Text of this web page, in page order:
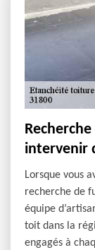
intervenir
Lorsque vous
recherche de
équipe
toit dans la
engagés à